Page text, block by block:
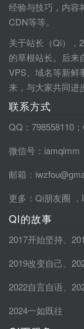
经验与技巧，内容
CDN等等。
关于站长（Qi），
的草根站长。后来
VPS、域名等新鲜
来，与大家共同进
联系方式
QQ：798558110
微信号：iamqimm
邮箱：
更多： Qi朋友圈 ，
QI的故事
2017开始坚持
2019改变自己
2022自言自语
2024一如既往